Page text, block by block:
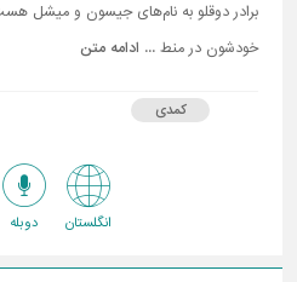
برادر دوقلو به نام‌های جیسون و میشل هست
خودشون در منط ... ادامه متن
کمدی
انگلستان دوبله